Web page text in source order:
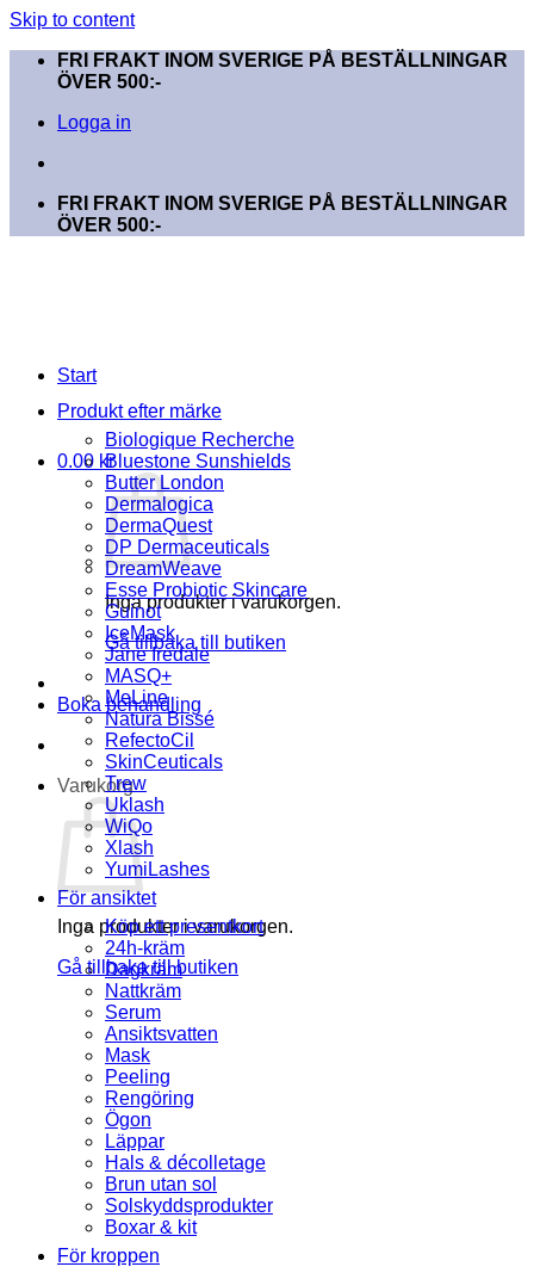
Skip to content
FRI FRAKT INOM SVERIGE PÅ BESTÄLLNINGAR
ÖVER 500:-
Logga in
FRI FRAKT INOM SVERIGE PÅ BESTÄLLNINGAR
ÖVER 500:-
0.00 kr
Inga produkter i varukorgen.
Gå tillbaka till butiken
Boka behandling
Varukorg
Inga produkter i varukorgen.
Gå tillbaka till butiken
Start
Produkt efter märke
Biologique Recherche
Bluestone Sunshields
Butter London
Dermalogica
DermaQuest
DP Dermaceuticals
DreamWeave
Esse Probiotic Skincare
Guinot
IceMask
Jane Iredale
MASQ+
MeLine
Natura Bissé
RefectoCil
SkinCeuticals
Trew
Uklash
WiQo
Xlash
YumiLashes
För ansiktet
Köp ett presentkort
24h-kräm
Dagkräm
Nattkräm
Serum
Ansiktsvatten
Mask
Peeling
Rengöring
Ögon
Läppar
Hals & décolletage
Brun utan sol
Solskyddsprodukter
Boxar & kit
För kroppen